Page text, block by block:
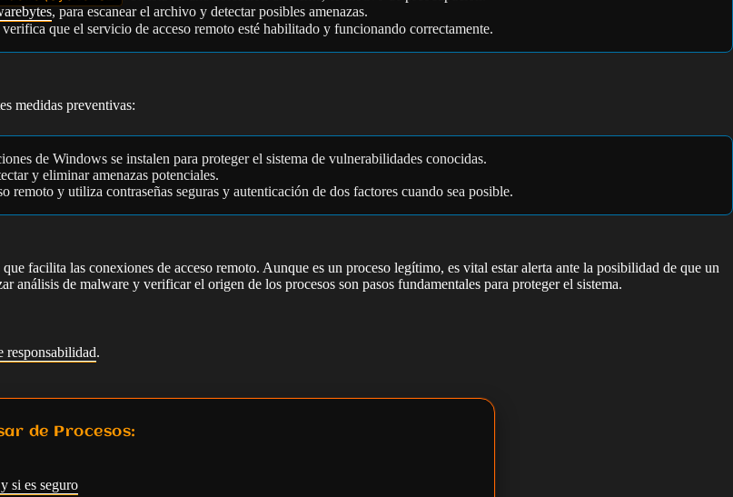
, para escanear el archivo y detectar posibles amenazas.
que el servicio de acceso remoto esté habilitado y funcionando correctamente.
medidas preventivas:
de Windows se instalen para proteger el sistema de vulnerabilidades conocidas.
y eliminar amenazas potenciales.
remoto y utiliza contraseñas seguras y autenticación de dos factores cuando sea posible.
facilita las conexiones de acceso remoto. Aunque es un proceso legítimo, es vital estar alerta ante la posibilidad de que un
análisis de malware y verificar el origen de los procesos son pasos fundamentales para proteger el sistema.
responsabilidad.
de Procesos:
si es seguro